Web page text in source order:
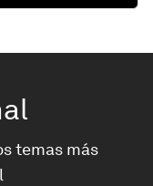
temas más